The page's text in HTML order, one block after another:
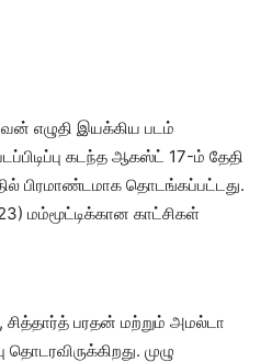
எழுதி இயக்கிய படம்
கடந்த ஆகஸ்ட் 17-ம் தேதி
பிரமாண்டமாக தொடங்கப்பட்டது.
மம்மூட்டிக்கான காட்சிகள்
பரதன் மற்றும் அமல்டா
தொடரவிருக்கிறது. முழு